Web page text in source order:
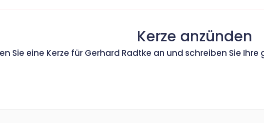
Kerze anzünden
Sie eine Kerze für Gerhard Radtke an und schreiben Sie